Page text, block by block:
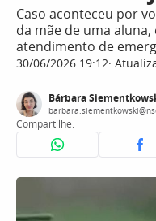
Caso aconteceu por
da mãe de uma
atendimento de
30/06/2026 19:12
Bárbara
Compartilhe: